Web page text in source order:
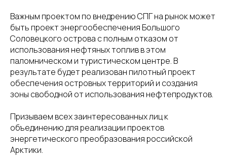
Важным проектом по внедрению СПГ на рынок может
быть проект энергообеспечения Большого
Соловецкого острова с полным отказом от
использования нефтяных топлив в этом
паломническом и туристическом центре. В
результате будет реализован пилотный проект
обеспечения островных территорий и создания
зоны свободной от использования нефтепродуктов.
Призываем всех заинтересованных лиц к
объединению для реализации проектов
энергетического преобразования российской
Арктики.